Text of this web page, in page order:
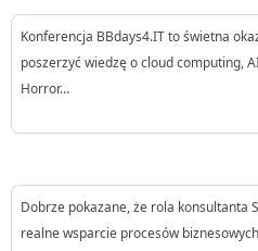
Konferencja BBdays4.IT to świetna
poszerzyć wiedzę o cloud computing,
Horror…
Dobrze pokazane, że rola konsultanta
realne wsparcie procesów